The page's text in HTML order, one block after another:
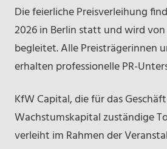
Die feierliche Preisverleihung
2026 in Berlin statt und wird
begleitet. Alle Preisträgerinnen
erhalten professionelle PR-
KfW Capital, die für das
Wachstumskapital zuständige
verleiht im Rahmen der